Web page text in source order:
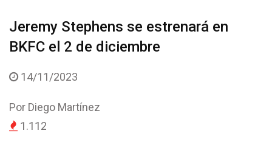
Jeremy Stephens se estrenará en
BKFC el 2 de diciembre
14/11/2023
Por Diego Martínez
1.112